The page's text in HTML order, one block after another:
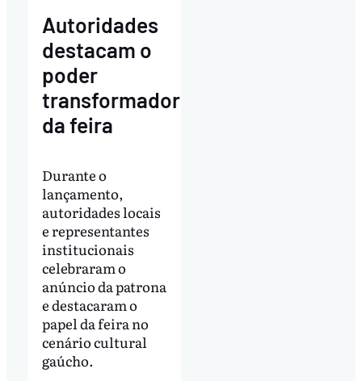
Autoridades
destacam o
poder
transformador
da feira
Durante o
lançamento,
autoridades locais
e representantes
institucionais
celebraram o
anúncio da patrona
e destacaram o
papel da feira no
cenário cultural
gaúcho.